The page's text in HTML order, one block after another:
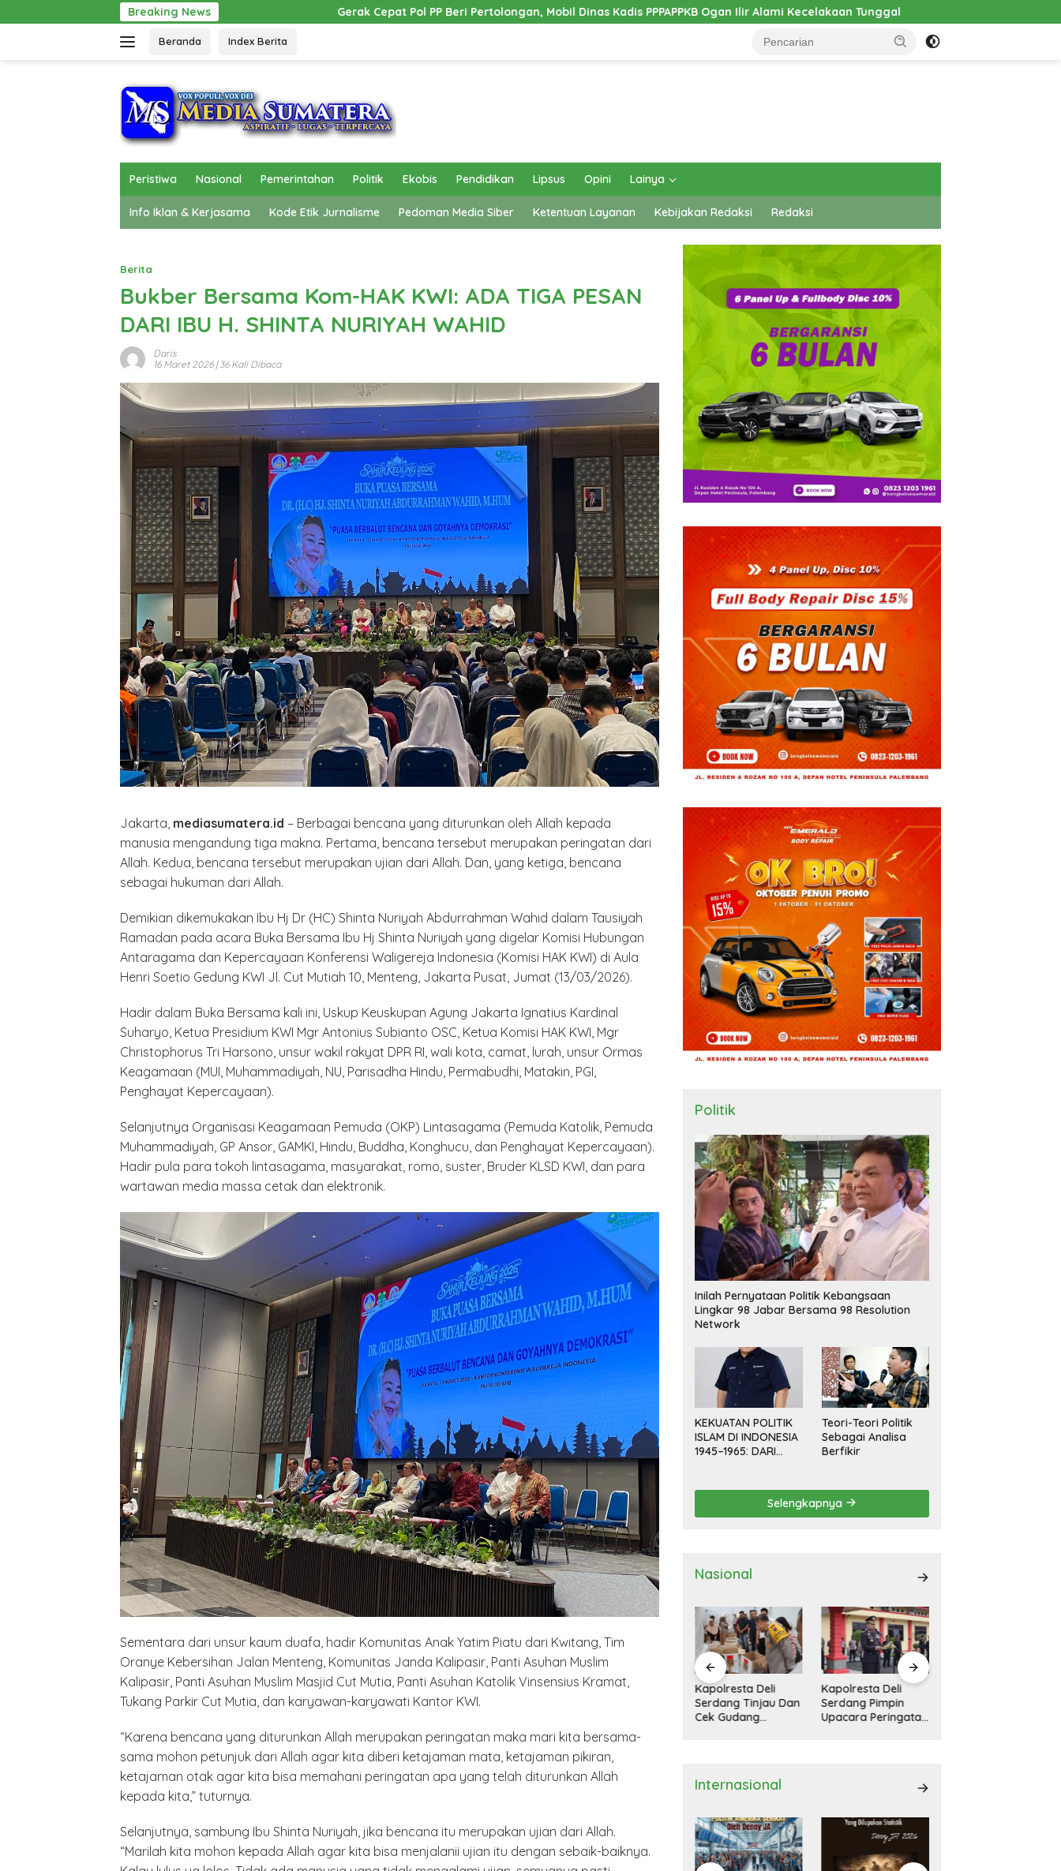
ke
Breaking News
Gerak Cepat Pol PP Beri Pertolongan, Mobil Dinas Kadis PPPAPPKB Ogan Ilir Alami Kecelakaan Tunggal Pembangunan Cathlab RSUD Hadrianus Sinaga
Beranda Index Berita
Peristiwa Nasional Pemerintahan Politik Ekobis Pendidikan Lipsus Opini Lainya
Info Iklan & Kerjasama Kode Etik Jurnalisme Pedoman Media Siber Ketentuan Layanan Kebijakan Redaksi Redaksi
Berita
Bukber Bersama Kom-HAK KWI: ADA TIGA PESAN
DARI IBU H. SHINTA NURIYAH WAHID
Daris
16 Maret 2026| 36 Kali Dibaca
Jakarta, mediasumatera.id – Berbagai bencana yang diturunkan oleh Allah kepada
manusia mengandung tiga makna. Pertama, bencana tersebut merupakan peringatan dari
Allah. Kedua, bencana tersebut merupakan ujian dari Allah. Dan, yang ketiga, bencana
sebagai hukuman dari Allah.
Demikian dikemukakan Ibu Hj Dr (HC) Shinta Nuriyah Abdurrahman Wahid dalam Tausiyah
Ramadan pada acara Buka Bersama Ibu Hj Shinta Nuriyah yang digelar Komisi Hubungan
Antaragama dan Kepercayaan Konferensi Waligereja Indonesia (Komisi HAK KWI) di Aula
Henri Soetio Gedung KWI Jl. Cut Mutiah 10, Menteng, Jakarta Pusat, Jumat (13/03/2026).
Hadir dalam Buka Bersama kali ini, Uskup Keuskupan Agung Jakarta Ignatius Kardinal
Suharyo, Ketua Presidium KWI Mgr Antonius Subianto OSC, Ketua Komisi HAK KWI, Mgr
Christophorus Tri Harsono, unsur wakil rakyat DPR RI, wali kota, camat, lurah, unsur Ormas
Keagamaan (MUI, Muhammadiyah, NU, Parisadha Hindu, Permabudhi, Matakin, PGI,
Penghayat Kepercayaan).
Selanjutnya Organisasi Keagamaan Pemuda (OKP) Lintasagama (Pemuda Katolik, Pemuda
Muhammadiyah, GP Ansor, GAMKI, Hindu, Buddha, Konghucu, dan Penghayat Kepercayaan).
Hadir pula para tokoh lintasagama, masyarakat, romo, suster, Bruder KLSD KWI, dan para
wartawan media massa cetak dan elektronik.
Sementara dari unsur kaum duafa, hadir Komunitas Anak Yatim Piatu dari Kwitang, Tim
Oranye Kebersihan Jalan Menteng, Komunitas Janda Kalipasir, Panti Asuhan Muslim
Kalipasir, Panti Asuhan Muslim Masjid Cut Mutia, Panti Asuhan Katolik Vinsensius Kramat,
Tukang Parkir Cut Mutia, dan karyawan-karyawati Kantor KWI.
“Karena bencana yang diturunkan Allah merupakan peringatan maka mari kita bersama-
sama mohon petunjuk dari Allah agar kita diberi ketajaman mata, ketajaman pikiran,
ketajaman otak agar kita bisa memahani peringatan apa yang telah diturunkan Allah
kepada kita,” tuturnya.
Selanjutnya, sambung Ibu Shinta Nuriyah, jika bencana itu merupakan ujian dari Allah.
“Marilah kita mohon kepada Allah agar kita bisa menjalanii ujian itu dengan sebaik-baiknya.
Politik
Inilah Pernyataan Politik Kebangsaan
Lingkar 98 Jabar Bersama 98 Resolution
Network
KEKUATAN POLITIK
ISLAM DI INDONESIA
1945–1965: DARI
TERPIMPIN
Teori-Teori Politik
Sebagai Analisa
Berfikir
Selengkapnya
Nasional
Polresta Deli
Serdang Gelar
“Zebra Toba”
Tahun 2024
Kapolresta Deli
Serdang Pimpin
Purna Bakti
Personel Polresta
Deli Serdang
Kapolresta Deli
Logistik KPU
Kapolresta Deli
Serdang Pimpin
Upacara Peringatan
11 Rumah Rusak
Diterjang Bandang
Di Tanah Pinem
Internasional